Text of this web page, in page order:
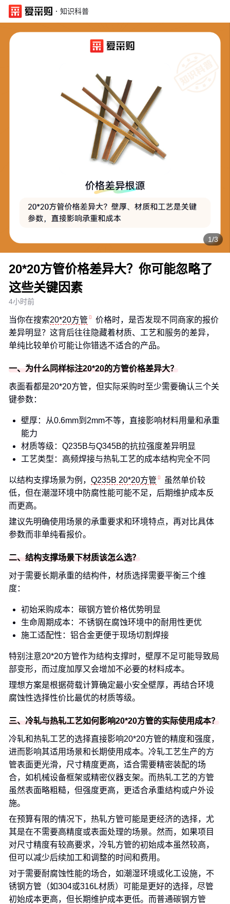
· 知识科普
1/3
20*20方管价格差异大？你可能忽略了
这些关键因素
4小时前
当你在搜索20*20方管
价格时，是否发现不同商家的报价
差异明显？这背后往往隐藏着材质、工艺和服务的差异，
单纯比较单价可能让你错选不适合的产品。
一、为什么同样标注20*20的方管价格差异大？
表面看都是20*20方管，但实际采购时至少需要确认三个关
键参数：
壁厚：从0.6mm到2mm不等，直接影响材料用量和承重
能力
材质等级：Q235B与Q345B的抗拉强度差异明显
工艺类型：高频焊接与热轧工艺的成本结构完全不同
以结构支撑场景为例， Q235B 20*20方管
虽然单价较
低，但在潮湿环境中防腐性能可能不足，后期维护成本反
而更高。
建议先明确使用场景的承重要求和环境特点，再对比具体
参数而非单纯看报价。
二、结构支撑场景下材质该怎么选？
对于需要长期承重的结构件，材质选择需要平衡三个维
度：
初始采购成本：碳钢方管价格优势明显
生命周期成本：不锈钢在腐蚀环境中的耐用性更优
施工适配性：铝合金更便于现场切割焊接
特别注意20*20方管作为结构支撑时，壁厚不足可能导致局
部变形，而过度加厚又会增加不必要的材料成本。
理想方案是根据荷载计算确定最小安全壁厚，再结合环境
腐蚀性选择性价比最优的材质等级。
三、冷轧与热轧工艺如何影响20*20方管的实际使用成本？
冷轧和热轧工艺的选择直接影响20*20方管的精度和强度，
进而影响其适用场景和长期使用成本。冷轧工艺生产的方
管表面更光滑，尺寸精度更高，适合需要精密装配的场
合，如机械设备框架或精密仪器支架。而热轧工艺的方管
虽然表面略粗糙，但强度更高，更适合承重结构或户外设
施。
在预算有限的情况下，热轧方管可能是更经济的选择，尤
其是在不需要高精度或表面处理的场景。然而，如果项目
对尺寸精度有较高要求，冷轧方管的初始成本虽然较高，
但可以减少后续加工和调整的时间和费用。
对于需要耐腐蚀性能的场合，如潮湿环境或化工设施，不
锈钢方管（如304或316L材质）可能是更好的选择，尽管
初始成本更高，但长期维护成本更低。而普通碳钢方管